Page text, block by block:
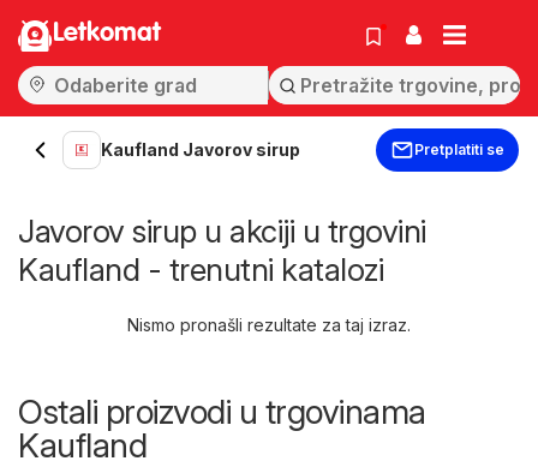
Letkomat
Kaufland Javorov sirup Pretplatiti se
Javorov sirup u akciji u trgovini
Kaufland - trenutni katalozi
Nismo pronašli rezultate za taj izraz.
Ostali proizvodi u trgovinama
Kaufland